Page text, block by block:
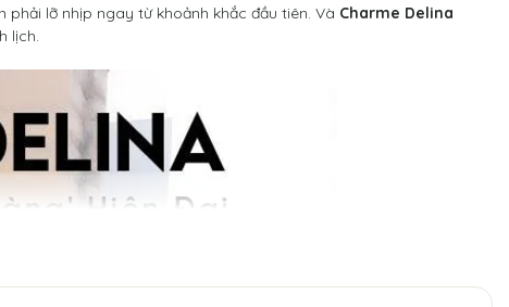
lỡ nhịp ngay từ khoảnh khắc đầu tiên. Và Charme Delina
lịch.